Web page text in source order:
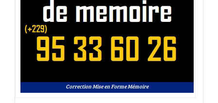
Correction Mise en Forme Mémoire